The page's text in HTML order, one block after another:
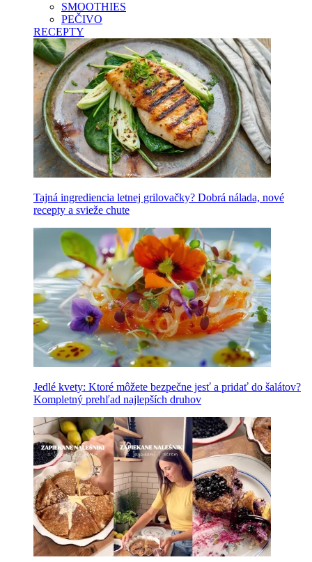
SMOOTHIES
PEČIVO
RECEPTY
Tajná ingrediencia letnej grilovačky? Dobrá nálada, nové
recepty a svieže chute
Jedlé kvety: Ktoré môžete bezpečne jesť a pridať do šalátov?
Kompletný prehľad najlepších druhov